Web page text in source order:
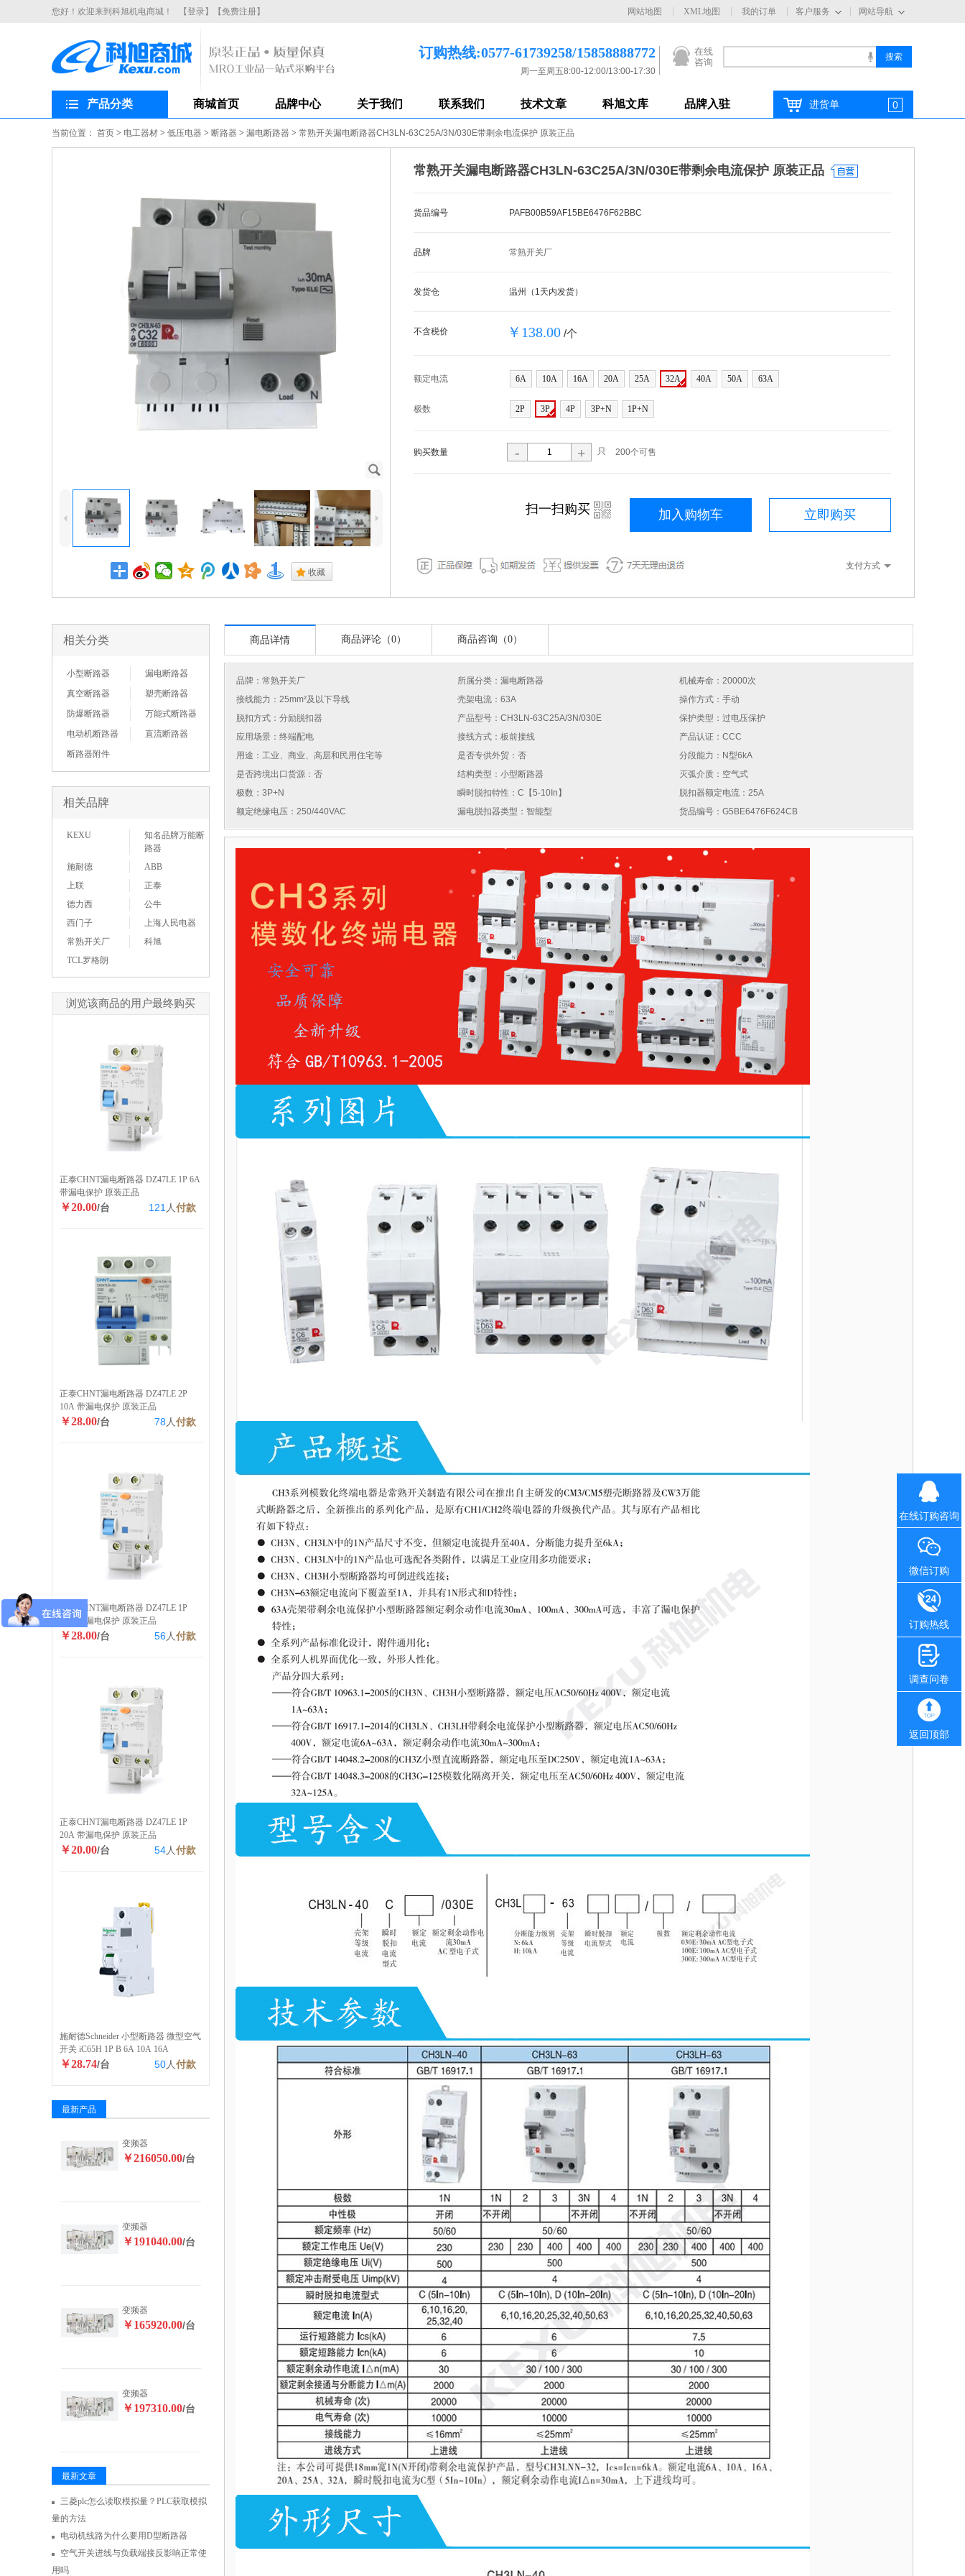
您好！欢迎来到科旭机电商城！ 【登录】 【免费注册】 网站导航
客户服务
网站地图 XML地图 我的订单
在线
咨询
订购热线:0577-61739258/15858888772
周一至周五8:00-12:00/13:00-17:30
产品分类 商城首页 品牌中心 关于我们 联系我们 技术文章 科旭文库 品牌入驻 进货单 0
当前位置： 首页 > 电工器材 > 低压电器 > 断路器 > 漏电断路器 > 常熟开关漏电断路器CH3LN-63C25A/3N/030E带剩余电流保护 原装正品
J
4 5
. 收藏
常熟开关漏电断路器CH3LN-63C25A/3N/030E带剩余电流保护 原装正品
货品编号 PAFB00B59AF15BE6476F62BBC
品牌 常熟开关厂
发货仓 温州（1天内发货）
不含税价 ￥138.00 /个
额定电流 6A 10A 16A 20A 25A 32A 40A 50A 63A
极数 2P 3P 4P 3P+N 1P+N
购买数量 - + 只 200个可售
立即购买
加入购物车
扫一扫购买 i
支付方式
相关分类
小型断路器
漏电断路器
真空断路器
塑壳断路器
防爆断路器
万能式断路器
电动机断路器
直流断路器
断路器附件
相关品牌
KEXU
知名品牌万能断
路器
施耐德
ABB
上联
正泰
德力西
公牛
西门子
上海人民电器
常熟开关厂
科旭
TCL罗格朗
浏览该商品的用户最终购买
正泰CHNT漏电断路器 DZ47LE 1P 6A
带漏电保护 原装正品
￥20.00/台 121 人付款
正泰CHNT漏电断路器 DZ47LE 2P
10A 带漏电保护 原装正品
￥28.00/台 78 人付款
正泰CHNT漏电断路器 DZ47LE 1P
40A 带漏电保护 原装正品
￥28.00/台 56人付款
正泰CHNT漏电断路器 DZ47LE 1P
20A 带漏电保护 原装正品
￥20.00/台 54人付款
施耐德Schneider 小型断路器 微型空气
开关 iC65H 1P B 6A 10A 16A
￥28.74/台 50人付款
最新产品
变频器
￥216050.00/台
变频器
￥191040.00/台
变频器
￥165920.00/台
变频器
￥197310.00/台
最新文章
三菱plc怎么读取模拟量？PLC获取模拟
量的方法
电动机线路为什么要用D型断路器
空气开关进线与负载端接反影响正常使
用吗
商品详情 商品评论（0） 商品咨询（0）
品牌： 常熟开关厂 所属分类：漏电断路器
机械寿命：20000次
接线能力：25mm²及以下导线
壳架电流：63A
操作方式：手动
脱扣方式：分励脱扣器
产品型号：CH3LN-63C25A/3N/030E
保护类型：过电压保护
应用场景：终端配电
接线方式：板前接线
产品认证：CCC
用途：工业、商业、高层和民用住宅等
是否专供外贸：否
分段能力：N型6kA
是否跨境出口货源：否
结构类型：小型断路器
灭弧介质：空气式
极数：3P+N
瞬时脱扣特性：C【5-10In】
脱扣器额定电流：25A
额定绝缘电压：250/440VAC
漏电脱扣器类型：智能型 货品编号：G5BE6476F624CB
在线订购咨询
微信订购
订购热线
调查问卷
返回顶部